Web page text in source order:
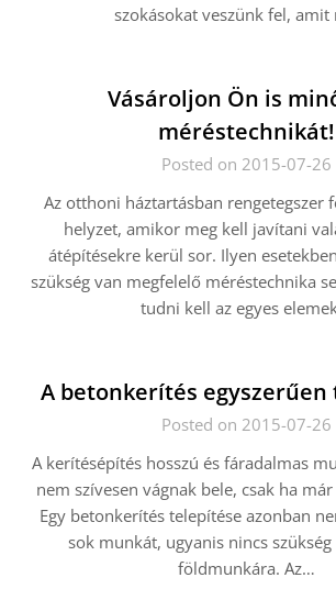
szokásokat veszünk fel,
Vásároljon Ön is
méréstechnikát!
Posted on 2015-07-26
Az otthoni háztartásban rengetegszer
helyzet, amikor meg kell javítani
átépítésekre kerül sor. Ilyen
szükség van megfelelő méréstechnika
tudni kell az egyes
A betonkerítés
Posted on 2015-07-26
A kerítésépítés hosszú és fáradalmas
nem szívesen vágnak bele, csak ha
Egy betonkerítés telepítése azonban
sok munkát, ugyanis nincs
földmunkára. Az…